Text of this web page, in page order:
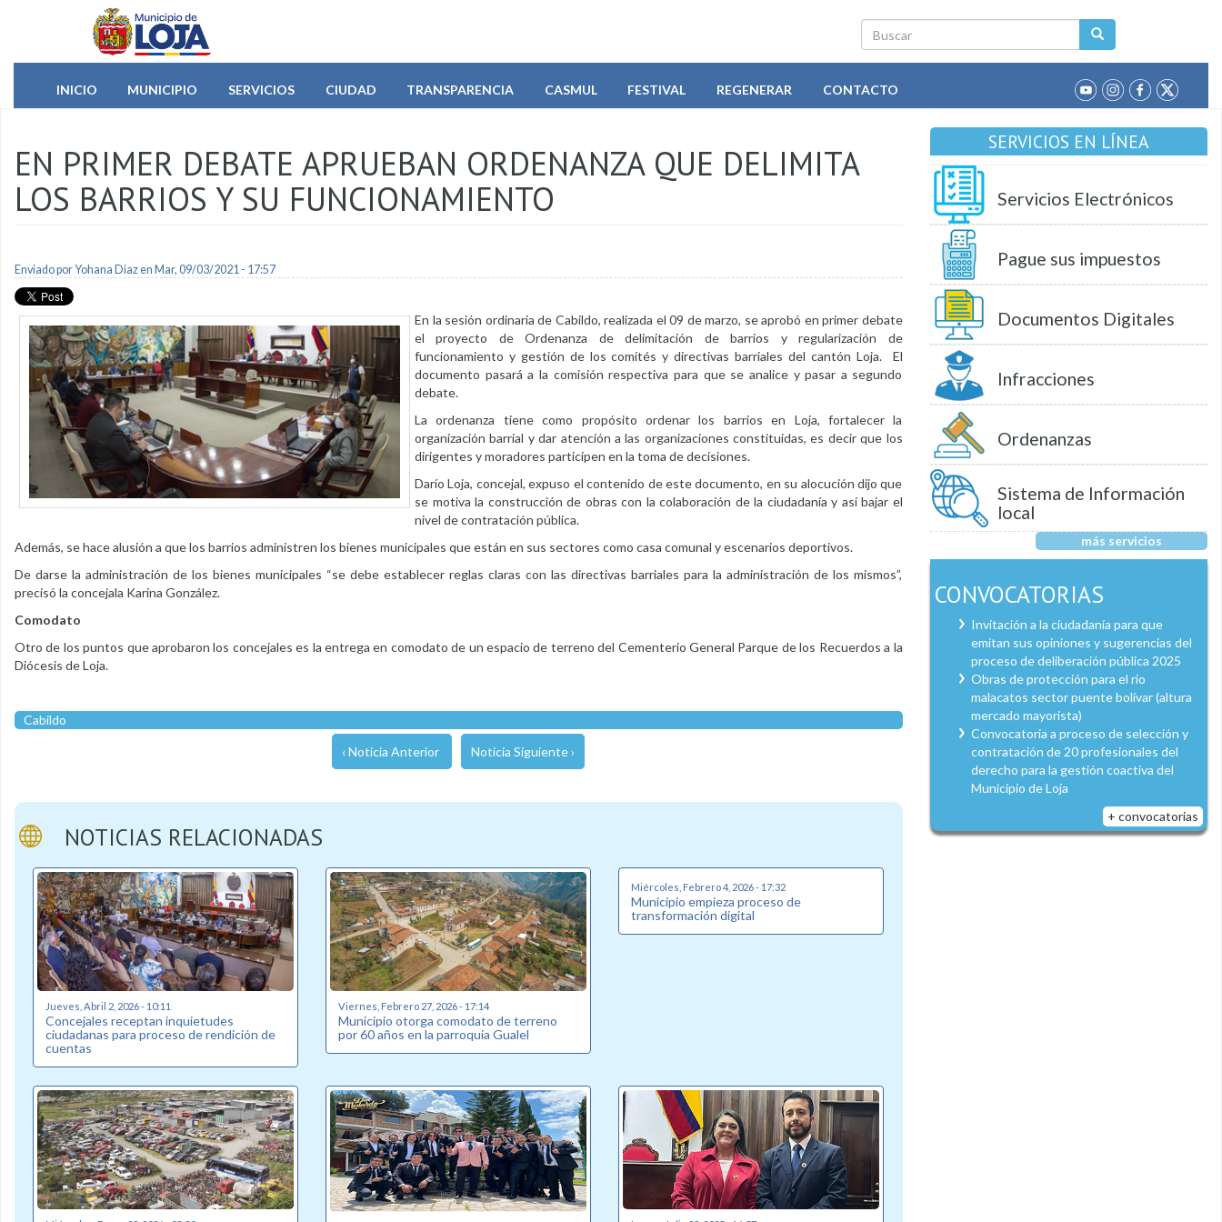
Pasar al contenido principal
Buscar
INICIO
MUNICIPIO SERVICIOS CIUDAD TRANSPARENCIA CASMUL FESTIVAL REGENERAR CONTACTO
EN PRIMER DEBATE APRUEBAN ORDENANZA QUE DELIMITA
LOS BARRIOS Y SU FUNCIONAMIENTO
Enviado porYohana Diazen Mar, 09/03/2021 - 17:57
En la sesión ordinaria de Cabildo, realizada el 09 de marzo, se aprobó en primer debate
el proyecto de Ordenanza de delimitación de barrios y regularización de
funcionamiento y gestión de los comités y directivas barriales del cantón Loja. El
documento pasará a la comisión respectiva para que se analice y pasar a segundo
debate.
La ordenanza tiene como propósito ordenar los barrios en Loja, fortalecer la
organización barrial y dar atención a las organizaciones constituidas, es decir que los
dirigentes y moradores participen en la toma de decisiones.
Darío Loja, concejal, expuso el contenido de este documento, en su alocución dijo que
se motiva la construcción de obras con la colaboración de la ciudadanía y así bajar el
nivel de contratación pública.
Además, se hace alusión a que los barrios administren los bienes municipales que están en sus sectores como casa comunal y escenarios deportivos.
De darse la administración de los bienes municipales “se debe establecer reglas claras con las directivas barriales para la administración de los mismos”,
precisó la concejala Karina González.
Comodato
Otro de los puntos que aprobaron los concejales es la entrega en comodato de un espacio de terreno del Cementerio General Parque de los Recuerdos a la
Diócesis de Loja.
Cabildo
‹ Noticia Anterior Noticia Siguiente ›
NOTICIAS RELACIONADAS
Jueves, Abril 2, 2026 - 10:11
Concejales receptan inquietudes
ciudadanas para proceso de rendición de
cuentas
Viernes, Febrero 27, 2026 - 17:14
Municipio otorga comodato de terreno
por 60 años en la parroquia Gualel
Miércoles, Febrero 4, 2026 - 17:32
Municipio empieza proceso de
transformación digital
SERVICIOS EN LÍNEA
Servicios Electrónicos
Pague sus impuestos
Documentos Digitales
Infracciones
Ordenanzas
Sistema de Información
local
más servicios
CONVOCATORIAS
Invitación a la ciudadanía para que
emitan sus opiniones y sugerencias del
proceso de deliberación pública 2025
Obras de protección para el río
malacatos sector puente bolívar (altura
mercado mayorista)
Convocatoria a proceso de selección y
contratación de 20 profesionales del
derecho para la gestión coactiva del
Municipio de Loja
+ convocatorias